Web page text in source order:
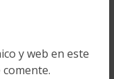
y web en este